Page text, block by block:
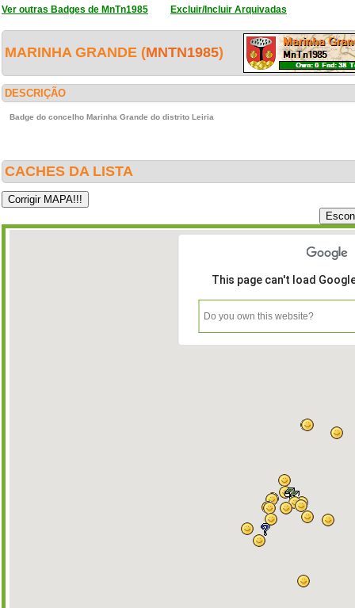
Ver outras Badges de MnTn1985 Excluir/Incluir Arquivadas
MARINHA GRANDE (MNTN1985)
DESCRIÇÃO
Badge do concelho Marinha Grande do distrito Leiria
CACHES DA LISTA
This page can't load
Do you own this website?